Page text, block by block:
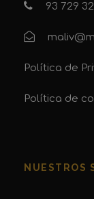
93 729
Política de
Política de
NUESTROS